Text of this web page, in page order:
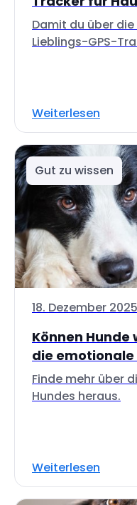
Damit du über
Lieblings-GPS-
Weiterlesen
Gut zu wissen
18. Dezember 2025
Können Hunde
die emotionale
Finde mehr über
Hundes heraus.
Weiterlesen